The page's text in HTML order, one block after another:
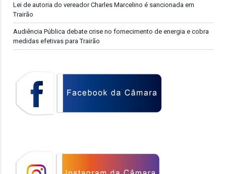
Lei de autoria do vereador Charles Marcelino é sancionada em
Trairão
Audiência Pública debate crise no fornecimento de energia e cobra
medidas efetivas para Trairão